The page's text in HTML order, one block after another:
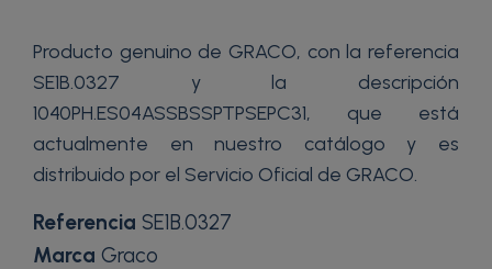
Producto genuino de GRACO, con la referencia
SE1B.0327 y la descripción
1040PH.ES04ASSBSSPTPSEPC31, que está
actualmente en nuestro catálogo y es
distribuido por el Servicio Oficial de GRACO.
Referencia SE1B.0327
Marca Graco